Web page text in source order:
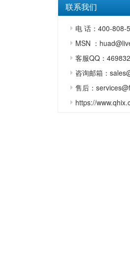
联系我们
电 话：400-808-
MSN ：
客服QQ：
咨询邮箱：
售后：
https://